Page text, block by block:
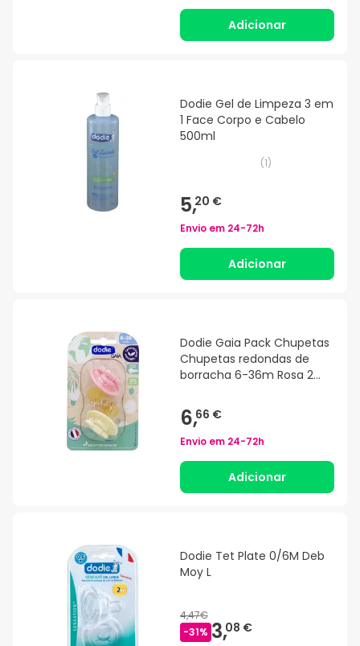
Adicionar
Dodie Gel de Limpeza 3 em
1 Face Corpo e Cabelo
500ml
(1)
5,20 €
Envio em 24-72h
Adicionar
Dodie Gaia Pack Chupetas
Chupetas redondas de
borracha 6-36m Rosa 2
6,66 €
Envio em 24-72h
Adicionar
Dodie Tet Plate 0/6M Deb
Moy L
4,47€
-31% 3,08 €